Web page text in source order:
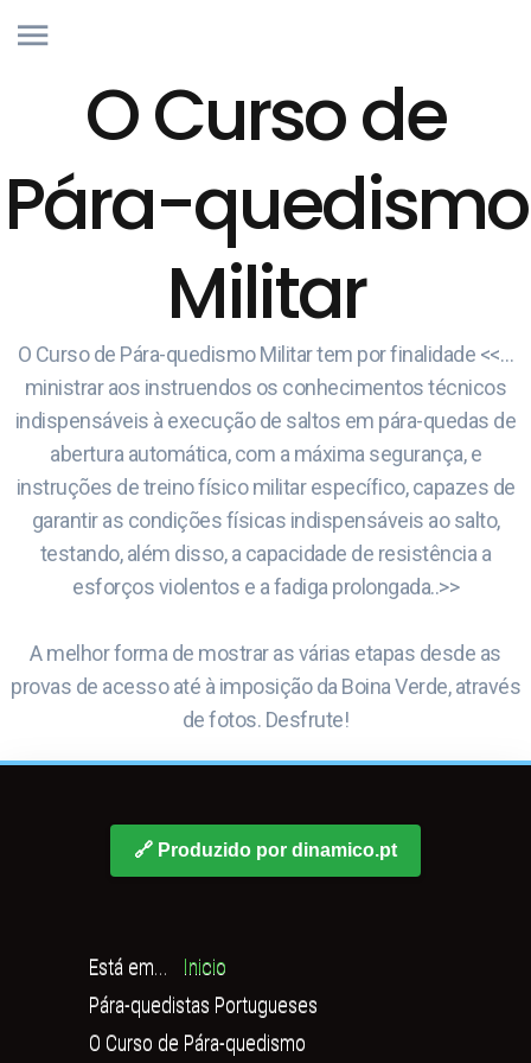
O Curso de
Pára-quedismo
Militar
O Curso de Pára-quedismo Militar tem por finalidade <<…
ministrar aos instruendos os conhecimentos técnicos
indispensáveis à execução de saltos em pára-quedas de
abertura automática, com a máxima segurança, e
instruções de treino físico militar específico, capazes de
garantir as condições físicas indispensáveis ao salto,
testando, além disso, a capacidade de resistência a
esforços violentos e a fadiga prolongada..>>
A melhor forma de mostrar as várias etapas desde as
provas de acesso até à imposição da Boina Verde, através
de fotos. Desfrute!
🔗 Produzido por dinamico.pt
Está em...
Inicio
Pára-quedistas Portugueses
O Curso de Pára-quedismo